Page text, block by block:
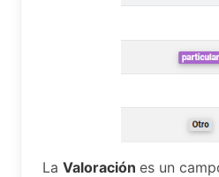
La Valoración es un